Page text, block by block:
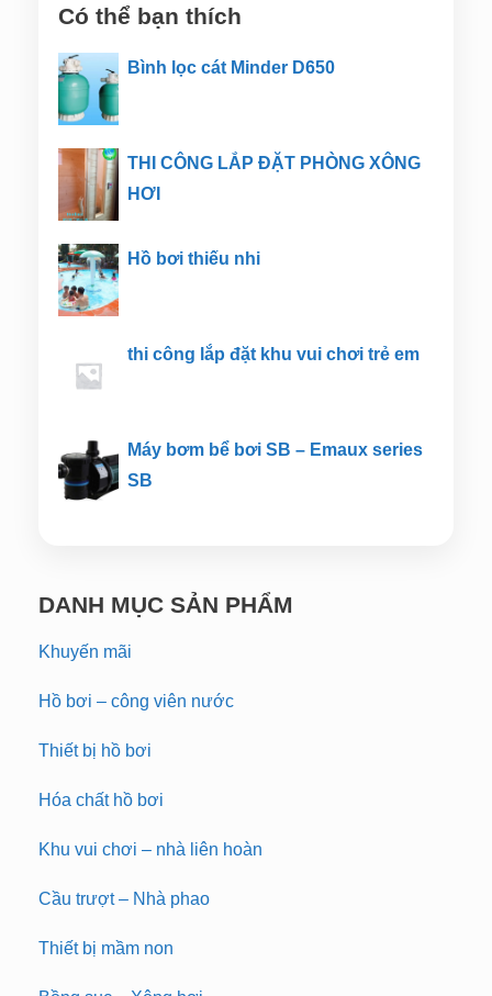
Có thể bạn thích
Bình lọc cát Minder D650
THI CÔNG LẮP ĐẶT PHÒNG XÔNG
HƠI
Hồ bơi thiếu nhi
thi công lắp đặt khu vui chơi trẻ em
Máy bơm bể bơi SB – Emaux series
SB
DANH MỤC SẢN PHẨM
Khuyến mãi
Hồ bơi – công viên nước
Thiết bị hồ bơi
Hóa chất hồ bơi
Khu vui chơi – nhà liên hoàn
Cầu trượt – Nhà phao
Thiết bị mầm non